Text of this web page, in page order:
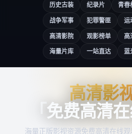
历史古装
纪录片 青春
战争军事
犯罪警匪 运
高清影院
观影榜单 高
海量片库
一站直达 蓝
高清影视库
高清影
免费高清
海量正版影视资源免费高清在线观